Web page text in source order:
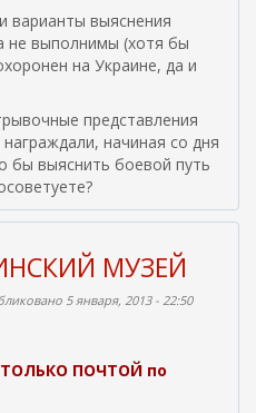
варианты выяснения
не выполнимы (хотя бы
на Украине, да и
представления
начиная со дня
бы выяснить боевой путь
МУЗЕЙ
5 января, 2013 - 22:50
ТОЛЬКО ПОЧТОЙ по